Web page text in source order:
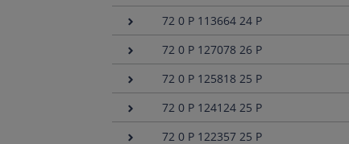
72 0 P 113664 24 P
72 0 P 127078 26 P
72 0 P 125818 25 P
72 0 P 124124 25 P
72 0 P 122357 25 P